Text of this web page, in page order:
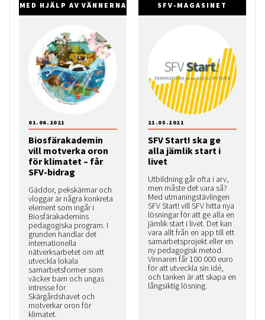
MED HJÄLP AV VÄNNERNA
Biosfärakademin
vill motverka oron
för klimatet – får
SFV-bidrag
Gäddor, pekskärmar och
vloggar är några konkreta
element som ingår i
Biosfärakademins
pedagogiska program. I
grunden handlar det
internationella
nätverksarbetet om att
utveckla lokala
samarbetsformer som
väcker barn och ungas
intresse för
Skärgårdshavet och
motverkar oron för
klimatet.
01.06.2021
SFV-MAGASINET
SFV Start! ska ge
alla jämlik start i
livet
Utbildning går ofta i arv,
men måste det vara så?
Med utmaningstävlingen
SFV Start! vill SFV hitta nya
lösningar för att ge alla en
jämlik start i livet. Det kan
vara allt från en app till ett
samarbetsprojekt eller en
ny pedagogisk metod.
Vinnaren får 100 000 euro
för att utveckla sin idé,
och tanken är att skapa en
långsiktig lösning.
21.05.2021